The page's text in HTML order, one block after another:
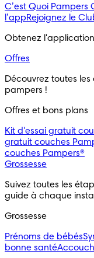
C’est Quoi Pampers
l’appRejoignez le
Obtenez
Offres
Découvrez toutes
pampers !
Offres et bons plans
Kit d'essai gratuit
gratuit couches
couches Pampers®
Grossesse
Suivez toutes les
guide à chaque
Grossesse
Prénoms de bébés
bonne santé